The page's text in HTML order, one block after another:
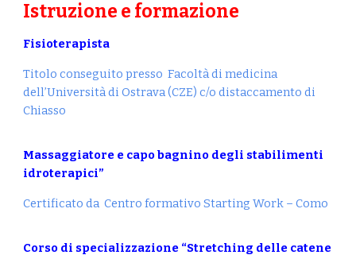
Istruzione e formazione
Fisioterapista
Titolo conseguito presso Facoltà di medicina
dell’Università di Ostrava (CZE) c/o distaccamento di
Chiasso
Massaggiatore e capo bagnino degli stabilimenti
idroterapici”
Certificato da Centro formativo Starting Work – Como
Corso di specializzazione “Stretching delle catene